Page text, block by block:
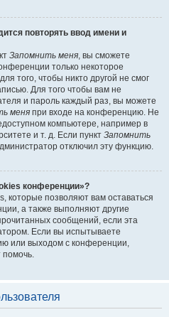
повторять ввод имени и
Запомнить меня, вы сможете
только некоторое
того, чтобы никто другой не смог
Для того чтобы вам не
и пароль каждый раз, вы можете
меня при входе на конференцию. Не
компьютере, например в
и т. д. Если пункт Запомнить
отключил эту функцию.
конференции»?
которые позволяют вам оставаться
а также выполняют другие
сообщений, если эта
Если вы испытываете
или выходом с конференции,
помочь.